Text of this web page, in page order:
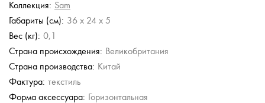
Коллекция: Sam
Габариты (см): 36 x 24 x 5
Вес (кг): 0,1
Страна происхождения: Великобритания
Страна производства: Китай
Фактура: текстиль
Форма аксессуара: Горизонтальная